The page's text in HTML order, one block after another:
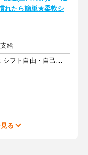
れたら簡単★柔軟シ
給
週1日以上 1日4時間以上 シフト自由・自己申告
る